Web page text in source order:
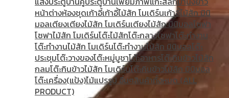
หน้าต่างห้องชุดเก้าอี้เก้าอี้ไม้สัก โมเดิร์นเก้าอี้ไม้สัก มินิ
มอลเตียงเตียงไม้สัก โมเดิร์นเตียงไม้สัก มินิมอลโซฟา
โซฟาไม้สัก โมเดิร์นโต๊ะไม้สักโต๊ะกลางโซฟาโต๊ะทำงาน
โต๊ะทํางานไม้สัก โมเดิร์นโต๊ะทำงานไม้สัก มินิมอลโต๊ะ
ประชุมโต๊ะวางของโต๊ะหมู่บูชาโต๊ะอาหารโต๊ะกินข้าวไม้สัก
กลมโต๊ะกินข้าวไม้สัก โมเดิร์นโต๊ะกินข้าวไม้สัก มินิมอล
โต๊ะเครื่อง(แป้ง)ไม้แปรรูป อื่นๆสินค้าทั้งหมด (ALL
PRODUCT)